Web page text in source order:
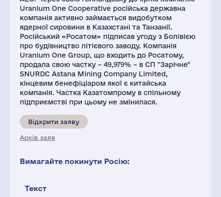
Uranium One Cooperative російська державна
компанія активно займається видобутком
ядерної сировини в Казахстані та Танзанії.
Російський «Росатом» підписав угоду з Болівією
про будівництво літієвого заводу. Компанія
Uranium One Group, що входить до Росатому,
продала свою частку – 49,979% – в СП "Зарічне"
SNURDC Astana Mining Company Limited,
кінцевим бенефіціаром якої є китайська
компанія. Частка Казатомпрому в спільному
підприємстві при цьому не змінилася.
Відкрити заяву
Архів заяв
Вимагайте покинути Росію:
Текст